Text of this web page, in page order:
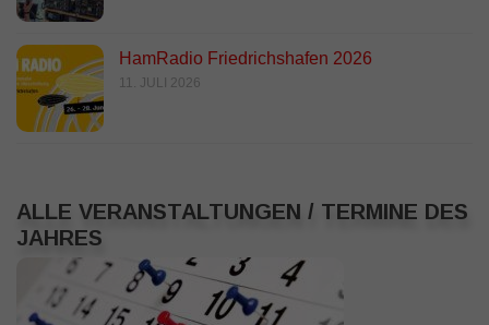
HamRadio Friedrichshafen 2026
11. JULI 2026
ALLE VERANSTALTUNGEN / TERMINE DES
JAHRES